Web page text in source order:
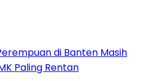
di Banten Masih
Paling Rentan